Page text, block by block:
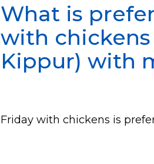
What is
with chickens
Kippur) with
Friday with chickens is